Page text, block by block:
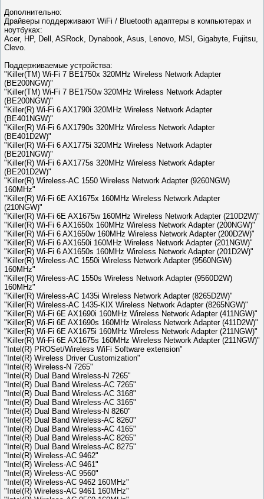
Дополнительно:
Драйверы поддерживают WiFi / Bluetooth адаптеры в компьютерах и
ноутбуках:
Acer, HP, Dell, ASRock, Dynabook, Asus, Lenovo, MSI, Gigabyte, Fujitsu,
Clevo.
Поддерживаемые устройства:
"Killer(TM) Wi-Fi 7 BE1750x 320MHz Wireless Network Adapter
(BE200NGW)"
"Killer(TM) Wi-Fi 7 BE1750w 320MHz Wireless Network Adapter
(BE200NGW)"
"Killer(R) Wi-Fi 6 AX1790i 320MHz Wireless Network Adapter
(BE401NGW)"
"Killer(R) Wi-Fi 6 AX1790s 320MHz Wireless Network Adapter
(BE401D2W)"
"Killer(R) Wi-Fi 6 AX1775i 320MHz Wireless Network Adapter
(BE201NGW)"
"Killer(R) Wi-Fi 6 AX1775s 320MHz Wireless Network Adapter
(BE201D2W)"
"Killer(R) Wireless-AC 1550 Wireless Network Adapter (9260NGW)
160MHz"
"Killer(R) Wi-Fi 6E AX1675x 160MHz Wireless Network Adapter
(210NGW)"
"Killer(R) Wi-Fi 6E AX1675w 160MHz Wireless Network Adapter (210D2W)"
"Killer(R) Wi-Fi 6 AX1650x 160MHz Wireless Network Adapter (200NGW)"
"Killer(R) Wi-Fi 6 AX1650w 160MHz Wireless Network Adapter (200D2W)"
"Killer(R) Wi-Fi 6 AX1650i 160MHz Wireless Network Adapter (201NGW)"
"Killer(R) Wi-Fi 6 AX1650s 160MHz Wireless Network Adapter (201D2W)"
"Killer(R) Wireless-AC 1550i Wireless Network Adapter (9560NGW)
160MHz"
"Killer(R) Wireless-AC 1550s Wireless Network Adapter (9560D2W)
160MHz"
"Killer(R) Wireless-AC 1435i Wireless Network Adapter (8265D2W)"
"Killer(R) Wireless-AC 1435-KIX Wireless Network Adapter (8265NGW)"
"Killer(R) Wi-Fi 6E AX1690i 160MHz Wireless Network Adapter (411NGW)"
"Killer(R) Wi-Fi 6E AX1690s 160MHz Wireless Network Adapter (411D2W)"
"Killer(R) Wi-Fi 6E AX1675i 160MHz Wireless Network Adapter (211NGW)"
"Killer(R) Wi-Fi 6E AX1675s 160MHz Wireless Network Adapter (211NGW)"
"Intel(R) PROSet/Wireless WiFi Software extension"
"Intel(R) Wireless Driver Customization"
"Intel(R) Wireless-N 7265"
"Intel(R) Dual Band Wireless-N 7265"
"Intel(R) Dual Band Wireless-AC 7265"
"Intel(R) Dual Band Wireless-AC 3168"
"Intel(R) Dual Band Wireless-AC 3165"
"Intel(R) Dual Band Wireless-N 8260"
"Intel(R) Dual Band Wireless-AC 8260"
"Intel(R) Dual Band Wireless-AC 4165"
"Intel(R) Dual Band Wireless-AC 8265"
"Intel(R) Dual Band Wireless-AC 8275"
"Intel(R) Wireless-AC 9462"
"Intel(R) Wireless-AC 9461"
"Intel(R) Wireless-AC 9560"
"Intel(R) Wireless-AC 9462 160MHz"
"Intel(R) Wireless-AC 9461 160MHz"